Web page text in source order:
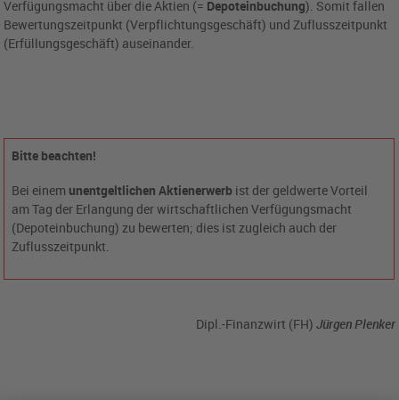
Verfügungsmacht über die Aktien (= Depoteinbuchung). Somit fallen
Bewertungszeitpunkt (Verpflichtungsgeschäft) und Zuflusszeitpunkt
(Erfüllungsgeschäft) auseinander.
Bitte beachten!
Bei einem unentgeltlichen Aktienerwerb ist der geldwerte Vorteil
am Tag der Erlangung der wirtschaftlichen Verfügungsmacht
(Depoteinbuchung) zu bewerten; dies ist zugleich auch der
Zuflusszeitpunkt.
Dipl.-Finanzwirt (FH) Jürgen Plenker